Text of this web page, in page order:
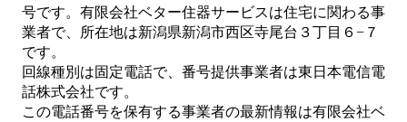
号です。 有限会社ベター住器サービスは住宅に関わる事
業者で、所在地は新潟県新潟市西区寺尾台３丁目６−７
です。
回線種別は固定電話で、番号提供事業者は東日本電信電
話株式会社です。
この電話番号を保有する事業者の最新情報は有限会社ベ